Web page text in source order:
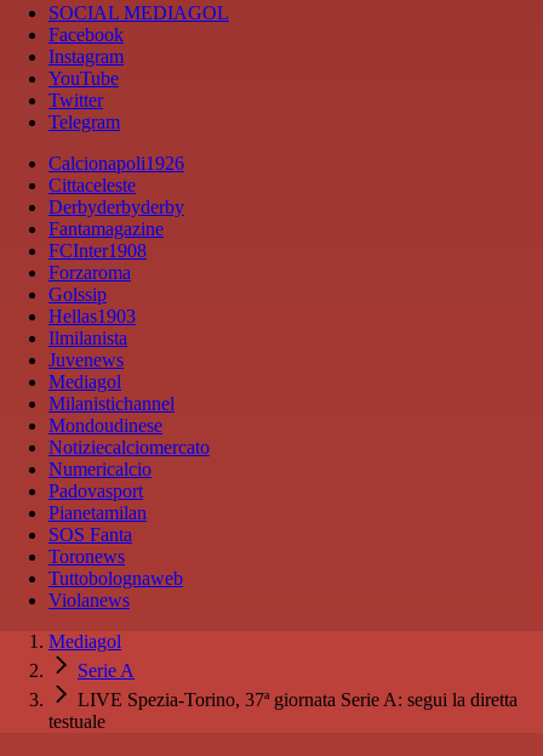
SOCIAL MEDIAGOL
Facebook
Instagram
YouTube
Twitter
Telegram
Calcionapoli1926
Cittaceleste
Derbyderbyderby
Fantamagazine
FCInter1908
Forzaroma
Golssip
Hellas1903
Ilmilanista
Juvenews
Mediagol
Milanistichannel
Mondoudinese
Notiziecalciomercato
Numericalcio
Padovasport
Pianetamilan
SOS Fanta
Toronews
Tuttobolognaweb
Violanews
Mediagol
Serie A
LIVE Spezia-Torino, 37ª giornata Serie A: segui la diretta
testuale